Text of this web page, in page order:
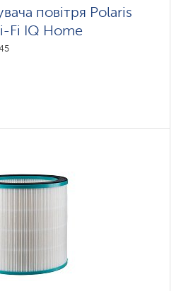
повітря Polaris
Fi IQ Home